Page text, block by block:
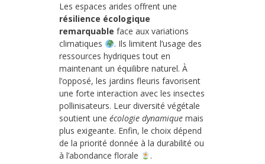
Les espaces arides offrent une
résilience écologique
remarquable face aux variations
climatiques
. Ils limitent l’usage des
ressources hydriques tout en
maintenant un équilibre naturel. À
l’opposé, les jardins fleuris favorisent
une forte interaction avec les insectes
pollinisateurs. Leur diversité végétale
soutient une écologie dynamique mais
plus exigeante. Enfin, le choix dépend
de la priorité donnée à la durabilité ou
à l’abondance florale
.